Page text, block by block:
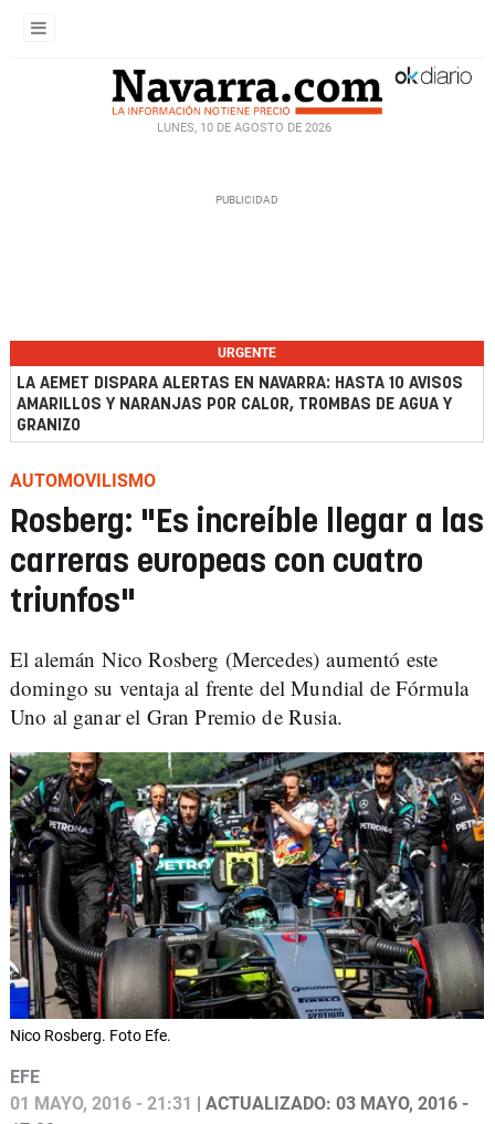
LUNES, 10 DE AGOSTO DE 2026
URGENTE
LA AEMET DISPARA ALERTAS EN NAVARRA: HASTA 10 AVISOS
AMARILLOS Y NARANJAS POR CALOR, TROMBAS DE AGUA Y
GRANIZO
AUTOMOVILISMO
Rosberg: "Es increíble llegar a las
carreras europeas con cuatro
triunfos"
El alemán Nico Rosberg (Mercedes) aumentó este
domingo su ventaja al frente del Mundial de Fórmula
Uno al ganar el Gran Premio de Rusia.
Nico Rosberg. Foto Efe.
EFE
01 MAYO, 2016 - 21:31
| ACTUALIZADO: 03 MAYO, 2016 -